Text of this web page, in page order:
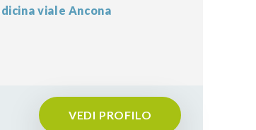
viale Ancona
VEDI PROFILO